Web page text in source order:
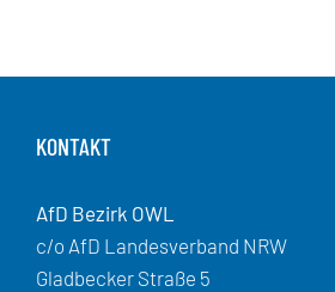
KONTAKT
AfD Bezirk OWL
c/o AfD Landesverband NRW
Gladbecker Straße 5